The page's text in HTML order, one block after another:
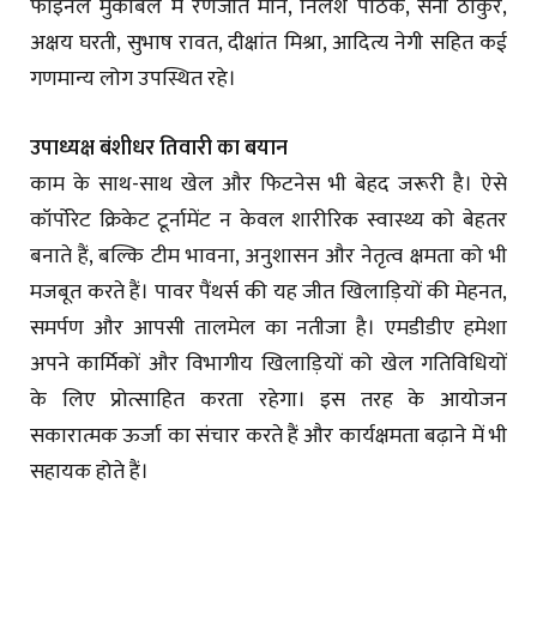
अक्षय घरती, सुभाष रावत, दीक्षांत मिश्रा, आदित्य नेगी सहित कई
गणमान्य लोग उपस्थित रहे।
उपाध्यक्ष बंशीधर तिवारी का बयान
काम के साथ-साथ खेल और फिटनेस भी बेहद जरूरी है। ऐसे
कॉर्पोरेट क्रिकेट टूर्नामेंट न केवल शारीरिक स्वास्थ्य को बेहतर
बनाते हैं, बल्कि टीम भावना, अनुशासन और नेतृत्व क्षमता को भी
मजबूत करते हैं। पावर पैंथर्स की यह जीत खिलाड़ियों की मेहनत,
समर्पण और आपसी तालमेल का नतीजा है। एमडीडीए हमेशा
अपने कार्मिकों और विभागीय खिलाड़ियों को खेल गतिविधियों
के लिए प्रोत्साहित करता रहेगा। इस तरह के आयोजन
सकारात्मक ऊर्जा का संचार करते हैं और कार्यक्षमता बढ़ाने में भी
सहायक होते हैं।